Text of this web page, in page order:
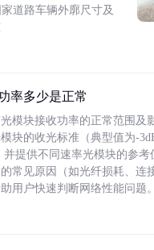
道路车辆外廓尺寸及
率多少是正常
模块接收功率的正常范围及
块的收光标准（典型值为-
并提供不同速率光模块的参
常见原因（如光纤损耗、连
用户快速判断网络性能问题。